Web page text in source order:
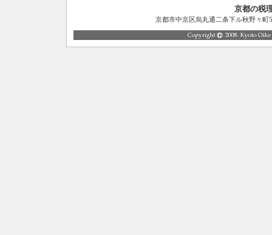
京都の税
京都市中京区烏丸通二条下ル秋野々